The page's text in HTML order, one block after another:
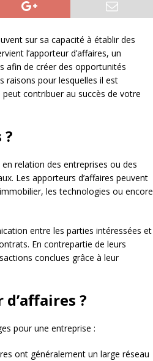
sur sa capacité à établir des
l’apporteur d’affaires, un
afin de créer des opportunités
raisons pour lesquelles il est
contribuer au succès de votre
?
relation des entreprises ou des
Les apporteurs d’affaires peuvent
les technologies ou encore
entre les parties intéressées et
En contrepartie de leurs
conclues grâce à leur
?
pour une entreprise :
ont généralement un large réseau